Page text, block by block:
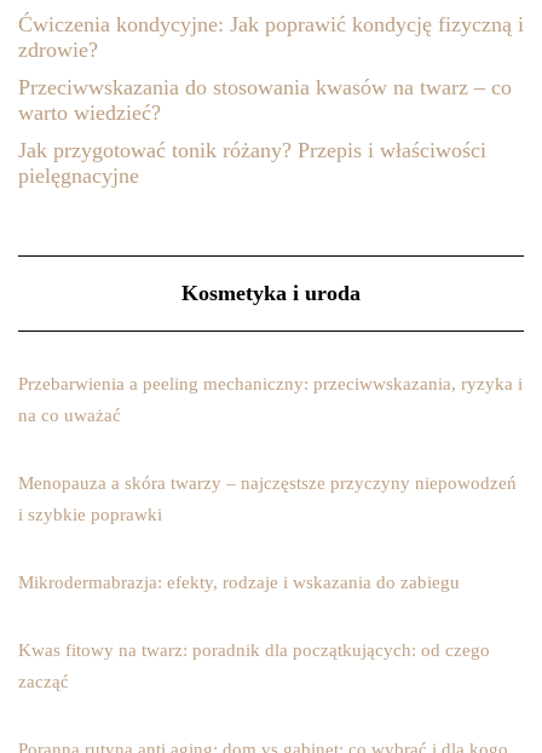
Ćwiczenia kondycyjne: Jak poprawić kondycję fizyczną i
zdrowie?
Przeciwwskazania do stosowania kwasów na twarz – co
warto wiedzieć?
Jak przygotować tonik różany? Przepis i właściwości
pielęgnacyjne
Kosmetyka i uroda
Przebarwienia a peeling mechaniczny: przeciwwskazania, ryzyka i
na co uważać
Menopauza a skóra twarzy – najczęstsze przyczyny niepowodzeń
i szybkie poprawki
Mikrodermabrazja: efekty, rodzaje i wskazania do zabiegu
Kwas fitowy na twarz: poradnik dla początkujących: od czego
zacząć
Poranna rutyna anti aging: dom vs gabinet: co wybrać i dla kogo